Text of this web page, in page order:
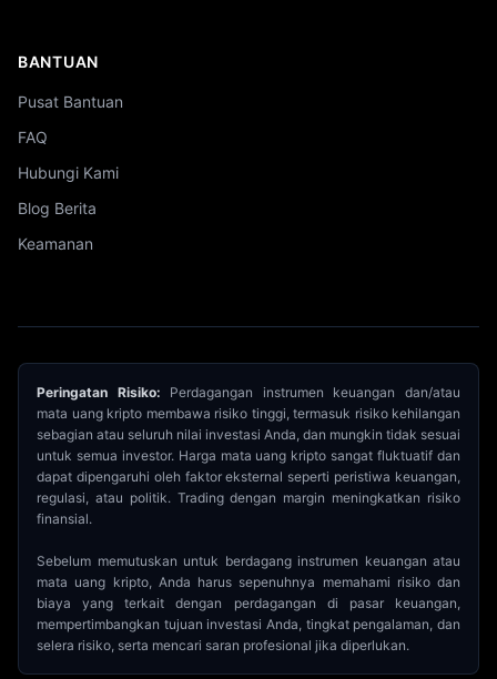
BANTUAN
Pusat Bantuan
FAQ
Hubungi Kami
Blog Berita
Keamanan
Peringatan Risiko: Perdagangan instrumen keuangan dan/atau
mata uang kripto membawa risiko tinggi, termasuk risiko kehilangan
sebagian atau seluruh nilai investasi Anda, dan mungkin tidak sesuai
untuk semua investor. Harga mata uang kripto sangat fluktuatif dan
dapat dipengaruhi oleh faktor eksternal seperti peristiwa keuangan,
regulasi, atau politik. Trading dengan margin meningkatkan risiko
finansial.
Sebelum memutuskan untuk berdagang instrumen keuangan atau
mata uang kripto, Anda harus sepenuhnya memahami risiko dan
biaya yang terkait dengan perdagangan di pasar keuangan,
mempertimbangkan tujuan investasi Anda, tingkat pengalaman, dan
selera risiko, serta mencari saran profesional jika diperlukan.